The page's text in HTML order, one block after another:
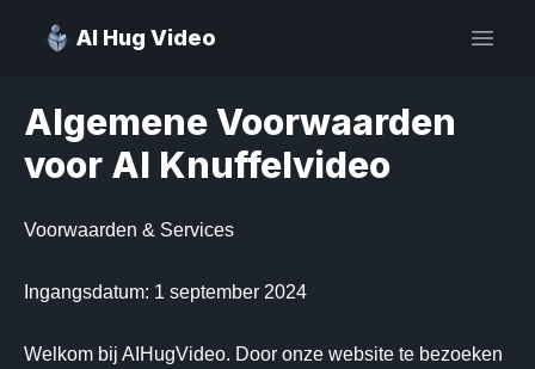
AI Hug Video
Open
Algemene Voorwaarden
voor AI Knuffelvideo
Voorwaarden & Services
Ingangsdatum: 1 september 2024
Welkom bij AIHugVideo. Door onze website te bezoeken